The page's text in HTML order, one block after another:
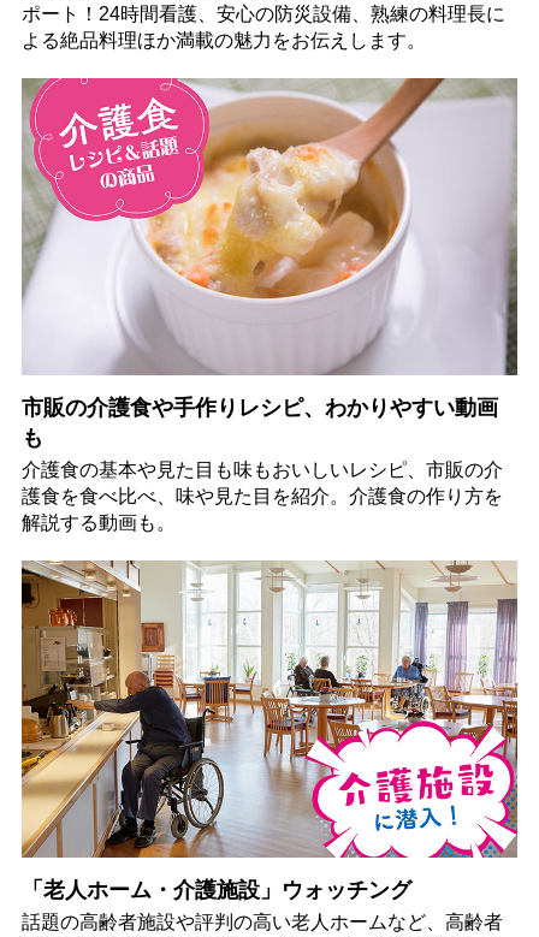
ポート！24時間看護、安心の防災設備、熟練の料理長に
よる絶品料理ほか満載の魅力をお伝えします。
市販の介護食や手作りレシピ、わかりやすい動画
も
介護食の基本や見た目も味もおいしいレシピ、市販の介
護食を食べ比べ、味や見た目を紹介。介護食の作り方を
解説する動画も。
「老人ホーム・介護施設」ウォッチング
話題の高齢者施設や評判の高い老人ホームなど、高齢者